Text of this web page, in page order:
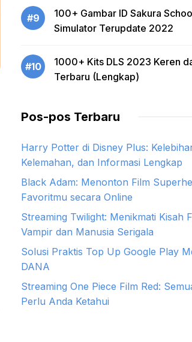
#9
100+ Gambar ID Sakura
Simulator Terupdate 2022
#10
1000+ Kits DLS 2023 Keren
Terbaru (Lengkap)
Pos-pos Terbaru
Harry Potter di Disney Plus:
Kelemahan, dan Informasi Lengkap
Black Adam: Menonton Film
Favoritmu secara Online
Streaming Twilight: Menikmati Kisah
Vampir dan Manusia Serigala
Solusi Praktis Top Up Google Play
DANA
Streaming One Piece Film Red:
Perlu Anda Ketahui